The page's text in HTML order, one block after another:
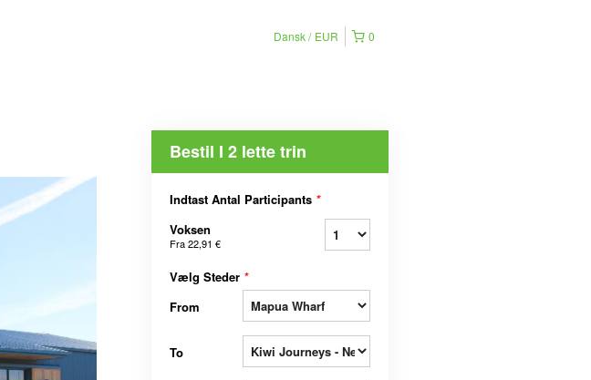
0
Dansk EUR
Bestil I 2 lette trin
Indtast Antal Participants *
Voksen
Fra22,91 €
Vælg Steder *
From
To